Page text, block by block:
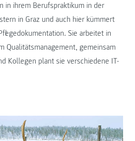
in ihrem Berufspraktikum in der
in Graz und auch hier kümmert
Sie arbeitet in
Qualitätsmanagement, gemeinsam
Kollegen plant sie verschiedene IT-